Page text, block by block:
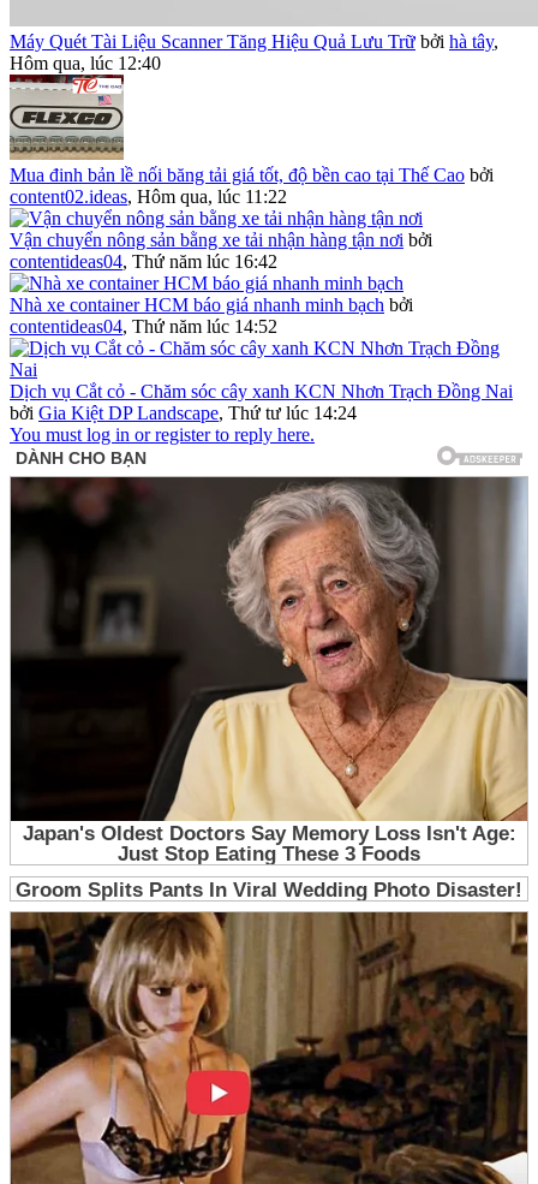
Máy Quét Tài Liệu Scanner Tăng Hiệu Quả Lưu Trữ bởi hà tây,
Hôm qua, lúc 12:40
Mua đinh bản lề nối băng tải giá tốt, độ bền cao tại Thế Cao bởi
content02.ideas, Hôm qua, lúc 11:22
Vận chuyển nông sản bằng xe tải nhận hàng tận nơi bởi
contentideas04, Thứ năm lúc 16:42
Nhà xe container HCM báo giá nhanh minh bạch bởi
contentideas04, Thứ năm lúc 14:52
Dịch vụ Cắt cỏ - Chăm sóc cây xanh KCN Nhơn Trạch Đồng Nai
bởi Gia Kiệt DP Landscape, Thứ tư lúc 14:24
You must log in or register to reply here.